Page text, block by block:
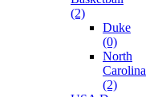
(2)
Duke
(0)
North
Carolina
(2)